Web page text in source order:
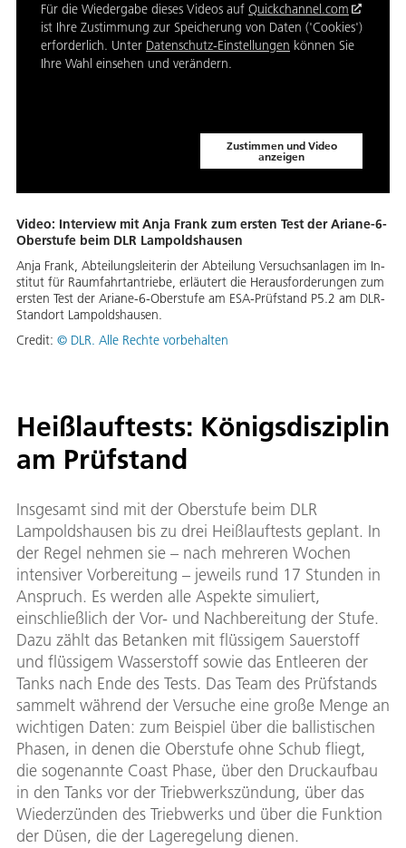
Für die Wiedergabe dieses Videos auf Quickchannel.com
ist Ihre Zustimmung zur Speicherung von Daten ('Cookies')
erforderlich. Unter Datenschutz-Einstellungen können Sie
Ihre Wahl einsehen und verändern.
Zustimmen und Video
anzeigen
Video: Interview mit Anja Frank zum ersten Test der Ariane-6-
Oberstufe beim DLR Lampoldshausen
An­ja Frank, Ab­tei­lungs­lei­te­rin der Ab­tei­lung Ver­suchs­an­la­gen im In­
sti­tut für Raum­fahrt­an­trie­be, er­läu­tert die Her­aus­for­de­run­gen zum
ers­ten Test der Aria­ne-6-Ober­stu­fe am ESA-Prüf­stand P5.2 am DLR-
Stand­ort Lam­polds­hau­sen.
Credit: © DLR. Alle Rechte vorbehalten
Heißlauftests: Königsdisziplin
am Prüfstand
Insgesamt sind mit der Oberstufe beim DLR
Lampoldshausen bis zu drei Heißlauftests geplant. In
der Regel nehmen sie – nach mehreren Wochen
intensiver Vorbereitung – jeweils rund 17 Stunden in
Anspruch. Es werden alle Aspekte simuliert,
einschließlich der Vor- und Nachbereitung der Stufe.
Dazu zählt das Betanken mit flüssigem Sauerstoff
und flüssigem Wasserstoff sowie das Entleeren der
Tanks nach Ende des Tests. Das Team des Prüfstands
sammelt während der Versuche eine große Menge an
wichtigen Daten: zum Beispiel über die ballistischen
Phasen, in denen die Oberstufe ohne Schub fliegt,
die sogenannte Coast Phase, über den Druckaufbau
in den Tanks vor der Triebwerkszündung, über das
Wiederzünden des Triebwerks und über die Funktion
der Düsen, die der Lageregelung dienen.